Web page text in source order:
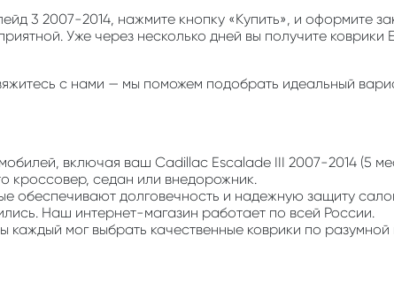
3 2007-2014, нажмите кнопку «Купить», и оформите
Уже через несколько дней вы получите коврики
с нами — мы поможем подобрать идеальный
включая ваш Cadillac Escalade III 2007-2014 (5
кроссовер, седан или внедорожник.
обеспечивают долговечность и надежную защиту
Наш интернет-магазин работает по всей России.
каждый мог выбрать качественные коврики по разумной